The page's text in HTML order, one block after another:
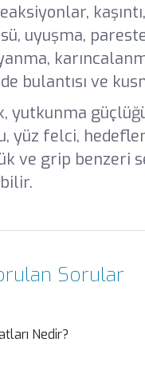
uyuşma,
bulantısı ve
yutkunma
yüz felci,
ve grip benzeri
Sorular
Nedir?